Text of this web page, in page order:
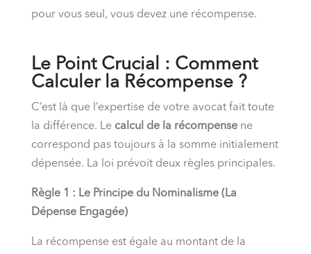
pour vous seul, vous devez une récompense.
Le Point Crucial : Comment
Calculer la Récompense ?
C’est là que l’expertise de votre avocat fait toute
la différence. Le calcul de la récompensene
correspond pas toujours à la somme initialement
dépensée. La loi prévoit deux règles principales.
Règle 1 : Le Principe du Nominalisme (La
Dépense Engagée)
La récompense est égale au montant de la